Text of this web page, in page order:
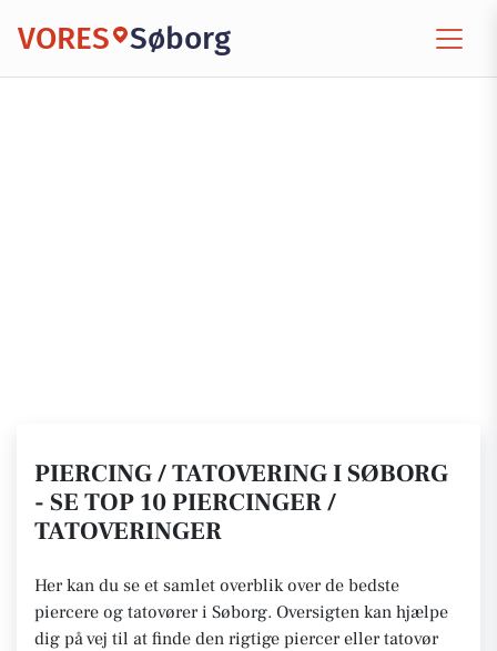
VORES Søborg
PIERCING / TATOVERING I SØBORG
- SE TOP 10 PIERCINGER /
TATOVERINGER
Her kan du se et samlet overblik over de bedste
piercere og tatovører i Søborg. Oversigten kan hjælpe
dig på vej til at finde den rigtige piercer eller tatovør